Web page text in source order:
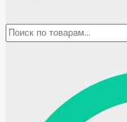
Искать: